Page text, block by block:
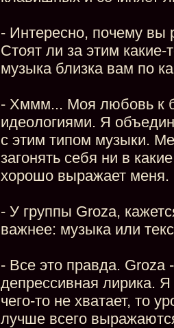
- Интересно, почему вы
Стоят ли за этим
музыка близка вам по
- Хммм... Моя любовь к
идеологиями. Я
с этим типом музыки.
загонять себя ни в
хорошо выражает меня.
- У группы Groza,
важнее: музыка или
- Все это правда. Groza
депрессивная лирика.
чего-то не хватает, то
лучше всего